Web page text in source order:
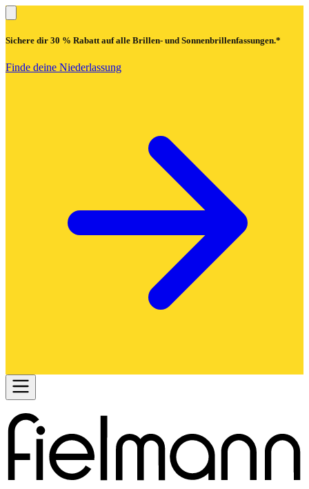
Sichere dir 30 % Rabattauf alle Brillen- und Sonnenbrillenfassungen.*
Finde deine Niederlassung